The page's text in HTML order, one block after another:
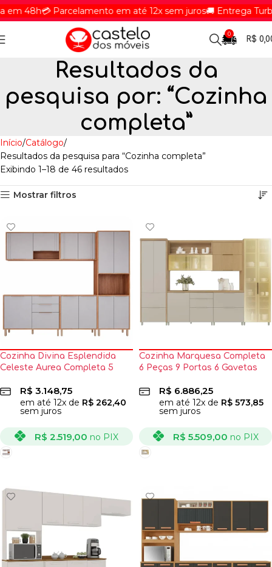
48h💳 Parcelamento em até 12x sem juros 🚚 Entrega
0
R$
Resultados da
pesquisa por: “Cozinha
completa”
Início Catálogo
Resultados da pesquisa para “Cozinha completa”
Exibindo 1–18 de 46 resultados
Mostrar filtros
Cozinha Divina Esplendida
Celeste Aurea Completa 5
MgmR$ 3.148,75
em até 12x de R$ 262,40
sem juros
R$ 2.519,00 no PIX
Cozinha Marquesa Completa
6 Peças 9 Portas 6 Gavetas
R$ 6.886,25
em até 12x de R$ 573,85
sem juros
R$ 5.509,00 no PIX